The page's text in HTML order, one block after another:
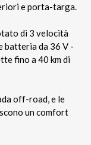
e porta-targa.
di 3 velocità
batteria da 36 V -
fino a 40 km di
off-road, e le
un comfort